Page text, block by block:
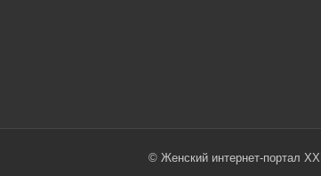
© Женский интернет-портал